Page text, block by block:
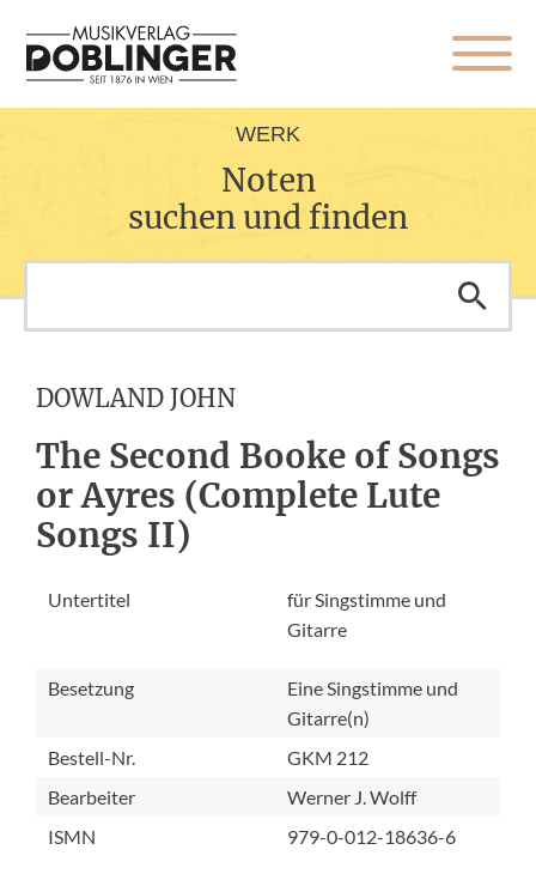
WERK
Noten
suchen und finden
DOWLAND JOHN
The Second Booke of Songs
or Ayres (Complete Lute
Songs II)
Untertitel
für Singstimme und
Gitarre
Besetzung
Eine Singstimme und
Gitarre(n)
Bestell-Nr.
GKM 212
Bearbeiter
Werner J. Wolff
ISMN
979-0-012-18636-6